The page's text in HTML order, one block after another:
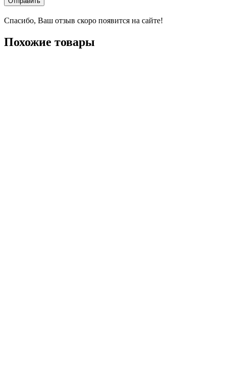
Спасибо, Ваш отзыв скоро появится на сайте!
Похожие товары